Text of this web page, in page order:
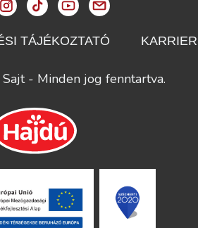
TÁJÉKOZTATÓ KARRIER
- Minden jog fenntartva.